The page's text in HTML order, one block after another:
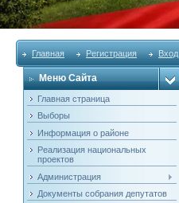
Главная Регистрация Вход
Меню Сайта
Главная страница
Выборы
Информация о районе
Реализация национальных
проектов
Администрация
Документы собрания депутатов